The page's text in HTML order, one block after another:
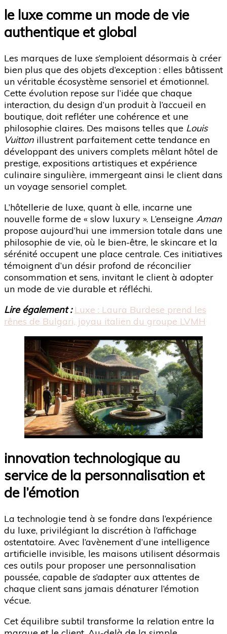
le luxe comme un mode de vie
authentique et global
Les marques de luxe s’emploient désormais à créer
bien plus que des objets d’exception : elles bâtissent
un véritable écosystème sensoriel et émotionnel.
Cette évolution repose sur l’idée que chaque
interaction, du design d’un produit à l’accueil en
boutique, doit refléter une cohérence et une
philosophie claires. Des maisons telles que Louis
Vuitton illustrent parfaitement cette tendance en
développant des univers complets mêlant hôtel de
prestige, expositions artistiques et expérience
culinaire singulière, immergeant ainsi le client dans
un voyage sensoriel complet.
L’hôtellerie de luxe, quant à elle, incarne une
nouvelle forme de « slow luxury ». L’enseigne Aman
propose aujourd’hui une immersion totale dans une
philosophie de vie, où le bien-être, le skincare et la
sérénité occupent une place centrale. Ces initiatives
témoignent d’un désir profond de réconcilier
consommation et sens, invitant le client à adopter
un mode de vie durable et réfléchi.
Lire également : Luxe : Laura Burdese prend les
rênes de Bulgari, joyau italien du groupe LVMH
innovation technologique au
service de la personnalisation et
de l’émotion
La technologie tend à se fondre dans l’expérience
du luxe, privilégiant la discrétion à l’affichage
ostentatoire. Avec l’avènement d’une intelligence
artificielle invisible, les maisons utilisent désormais
ces outils pour proposer une personnalisation
poussée, capable de s’adapter aux attentes de
chaque client sans jamais dénaturer l’émotion
vécue.
Cet équilibre subtil transforme la relation entre la